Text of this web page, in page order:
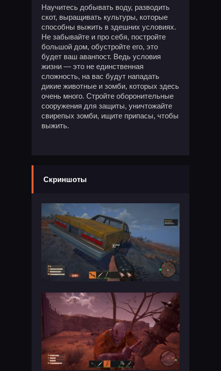
Научитесь добывать воду, разводить
скот, выращивать культуры, которые
способны выжить в здешних условиях.
Не забывайте и про себя, постройте
большой дом, обустройте его, это
будет ваш аванпост. Ведь условия
жизни — это не единственная
сложность, на вас будут нападать
дикие животные и зомби, которых здесь
очень много. Стройте оборонительные
сооружения для защиты, уничтожайте
свирепых зомби, ищите припасы, чтобы
выжить.
Скриншоты